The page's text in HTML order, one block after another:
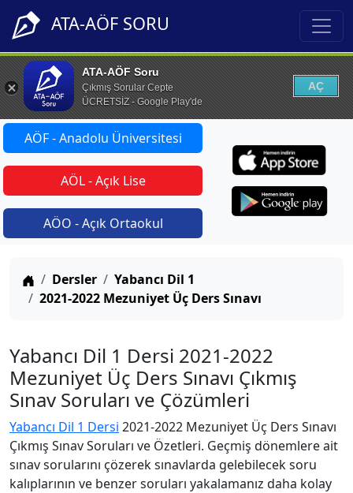
ATA-AÖF SORU
ATA-AÖF Soru
Çıkmış Sorular Cepte
ÜCRETSİZ - Google Play'de
AÇ
AÖF - Anadolu Üniversitesi
AÖL - Açık Lise
AÖO - Açık Ortaokul
Anasayfa
Dersler
Yabancı Dil 1
2021-2022 Mezuniyet Üç Ders Sınavı
Yabancı Dil 1 Dersi 2021-2022
Mezuniyet Üç Ders Sınavı Çıkmış
Sınav Soruları ve Çözümleri
Yabancı Dil 1 Dersi 2021-2022 Mezuniyet Üç Ders Sınavı
Çıkmış Sınav Soruları ve Özetleri. Geçmiş dönemlere ait
sınav sorularını çözerek sınavlarda gelebilecek soru
kalıplarının ve benzer soruları yakalamanız daha kolay